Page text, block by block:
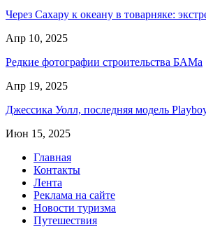
Через Сахару к океану в товарняке:
Апр 10, 2025
Редкие фотографии строительства БАМа
Апр 19, 2025
Джессика Уолл, последняя модель
Июн 15, 2025
Главная
Контакты
Лента
Реклама на сайте
Новости туризма
Путешествия